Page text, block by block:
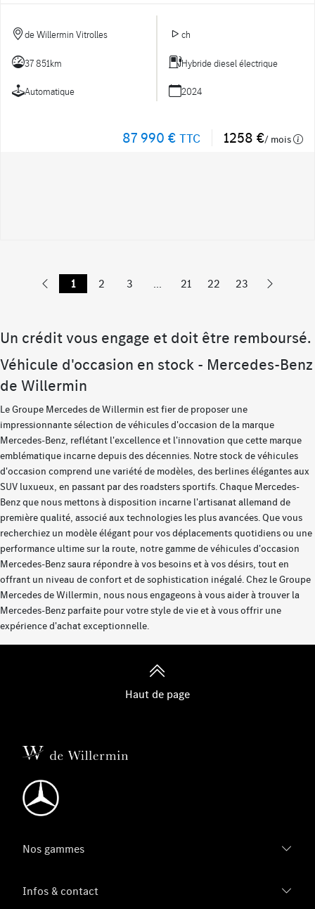
de Willermin Vitrolles ch
37 851km Hybride diesel électrique
Automatique 2024
87 990 € TTC 1258 €/ mois
1 2 3 ... 21 22 23
Un crédit vous engage et doit être remboursé.
Véhicule d'occasion en stock - Mercedes-Benz
de Willermin
Le Groupe Mercedes de Willermin est fier de proposer une
impressionnante sélection de véhicules d'occasion de la marque
Mercedes-Benz, reflétant l'excellence et l'innovation que cette marque
emblématique incarne depuis des décennies. Notre stock de véhicules
d'occasion comprend une variété de modèles, des berlines élégantes aux
SUV luxueux, en passant par des roadsters sportifs. Chaque Mercedes-
Benz que nous mettons à disposition incarne l'artisanat allemand de
première qualité, associé aux technologies les plus avancées. Que vous
recherchiez un modèle élégant pour vos déplacements quotidiens ou une
performance ultime sur la route, notre gamme de véhicules d'occasion
Mercedes-Benz saura répondre à vos besoins et à vos désirs, tout en
offrant un niveau de confort et de sophistication inégalé. Chez le Groupe
Mercedes de Willermin, nous nous engageons à vous aider à trouver la
Mercedes-Benz parfaite pour votre style de vie et à vous offrir une
expérience d'achat exceptionnelle.
Haut de page
Nos gammes
Infos & contact